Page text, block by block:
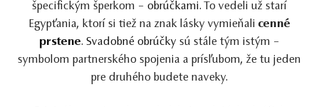
špecifickým šperkom – obrúčkami. To vedeli už starí
Egypťania, ktorí si tiež na znak lásky vymieňali cenné
prstene. Svadobné obrúčky sú stále tým istým –
symbolom partnerského spojenia a prísľubom, že tu jeden
pre druhého budete naveky.